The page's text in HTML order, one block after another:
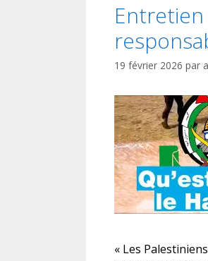
19 février 2026 par
« Les